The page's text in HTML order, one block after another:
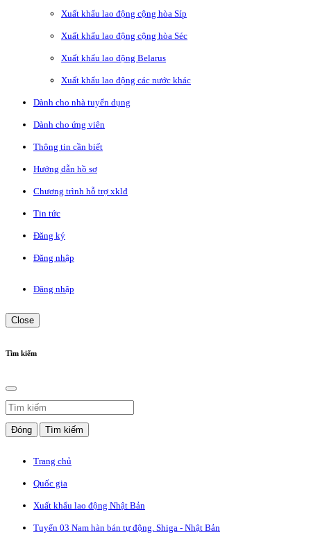
Xuất khẩu lao động cộng hòa Síp
Xuất khẩu lao động cộng hòa Séc
Xuất khẩu lao động Belarus
Xuất khẩu lao động các nước khác
Dành cho nhà tuyển dụng
Dành cho ứng viên
Thông tin cần biết
Hướng dẫn hồ sơ
Chương trình hỗ trợ xklđ
Tin tức
Đăng ký
Đăng nhập
Đăng nhập
Close
Tìm kiếm
Đóng Tìm kiếm
Trang chủ
Quốc gia
Xuất khẩu lao động Nhật Bản
Tuyển 03 Nam hàn bán tự động. Shiga - Nhật Bản